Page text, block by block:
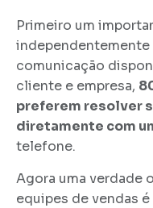
Primeiro um
comunicação
cliente e empresa,
preferem resolver
diretamente com
telefone.
Agora uma verdade
equipes de vendas